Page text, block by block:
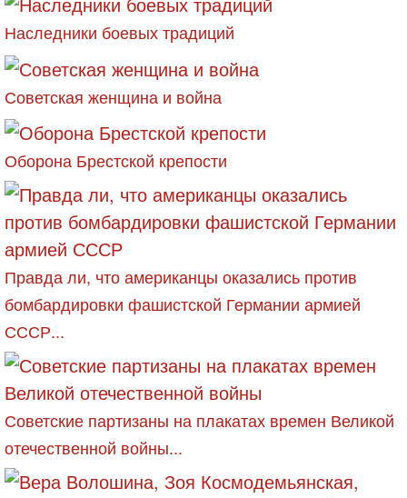
Наследники боевых традиций
Советская женщина и война
Оборона Брестской крепости
Правда ли, что американцы оказались против
бомбардировки фашистской Германии армией
СССР...
Советские партизаны на плакатах времен Великой
отечественной войны...